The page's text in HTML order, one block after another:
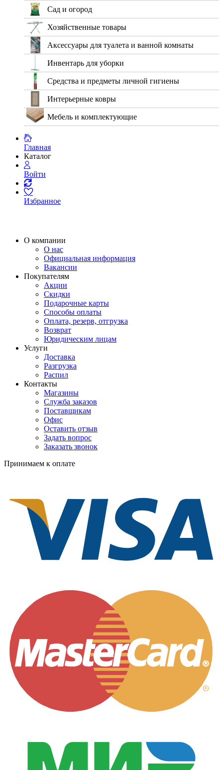
Сад и огород
Хозяйственные товары
Аксессуары для туалета и ванной комнаты
Инвентарь для уборки
Средства и предметы личной гигиены
Интерьерные ковры
Мебель и комплектующие
Главная
Каталог
Войти
Избранное
О компании
О нас
Официальная информация
Вакансии
Покупателям
Акции
Скидки
Подарочные карты
Способы оплаты
Оплата, резерв, отгрузка
Возврат
Юридическим лицам
Услуги
Доставка
Разгрузка
Распил
Контакты
Магазины
Служба заказов
Поставщикам
Офис
Оставить отзыв
Задать вопрос
Заказать звонок
Принимаем к оплате